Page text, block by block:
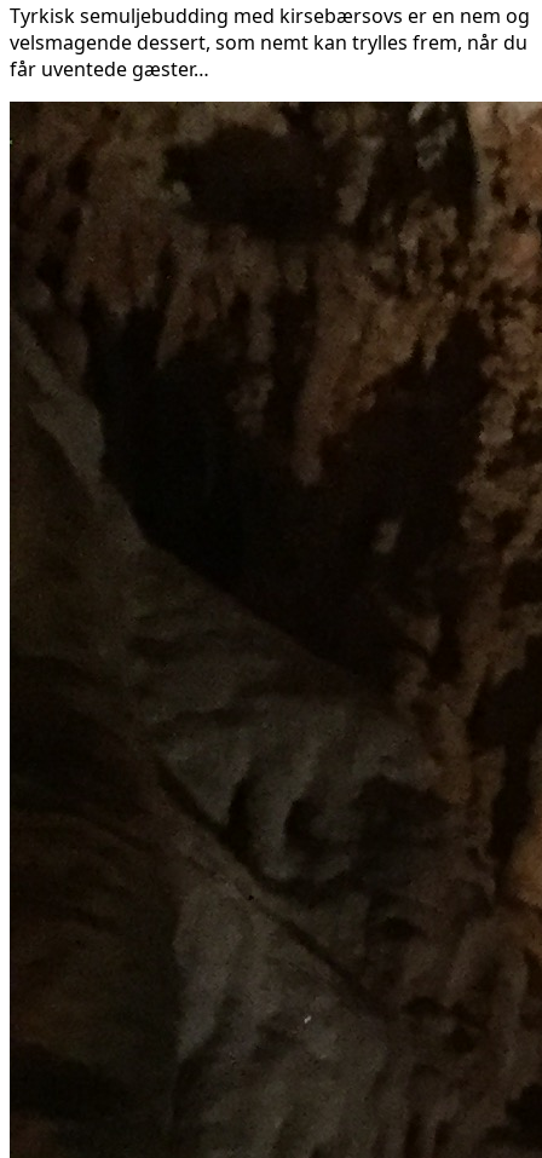
Tyrkisk semuljebudding med kirsebærsovs er en nem og
velsmagende dessert, som nemt kan trylles frem, når du
får uventede gæster…